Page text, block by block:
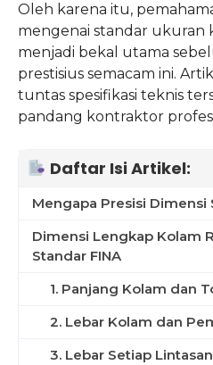
Oleh karena itu,
mengenai standar ukuran
menjadi bekal utama
prestisius semacam ini.
tuntas spesifikasi teknis
pandang kontraktor
Daftar Isi Artikel:
Mengapa Presisi Dimensi
Dimensi Lengkap Kolam
Standar FINA
1. Panjang Kolam dan
2. Lebar Kolam dan
3. Lebar Setiap Lintasan